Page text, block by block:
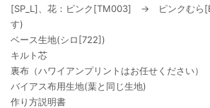
[SP_L]、花：ピンク[TM003] → ピンクむら
す)
ベース生地(シロ[722])
キルト芯
裏布（ハワイアンプリントはお任せください）
バイアス布用生地(葉と同じ生地)
作り方説明書